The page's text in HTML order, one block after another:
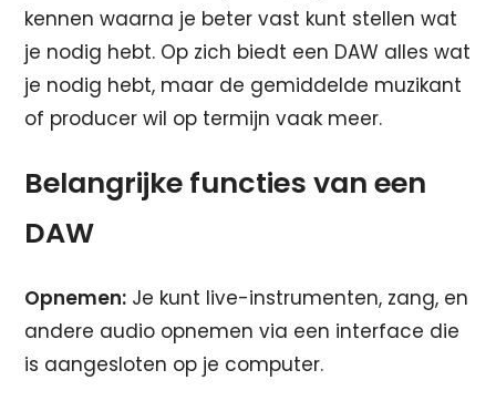
kennen waarna je beter vast kunt stellen wat
je nodig hebt. Op zich biedt een DAW alles wat
je nodig hebt, maar de gemiddelde muzikant
of producer wil op termijn vaak meer.
Belangrijke functies van een
DAW
Opnemen: Je kunt live-instrumenten, zang, en
andere audio opnemen via een interface die
is aangesloten op je computer.